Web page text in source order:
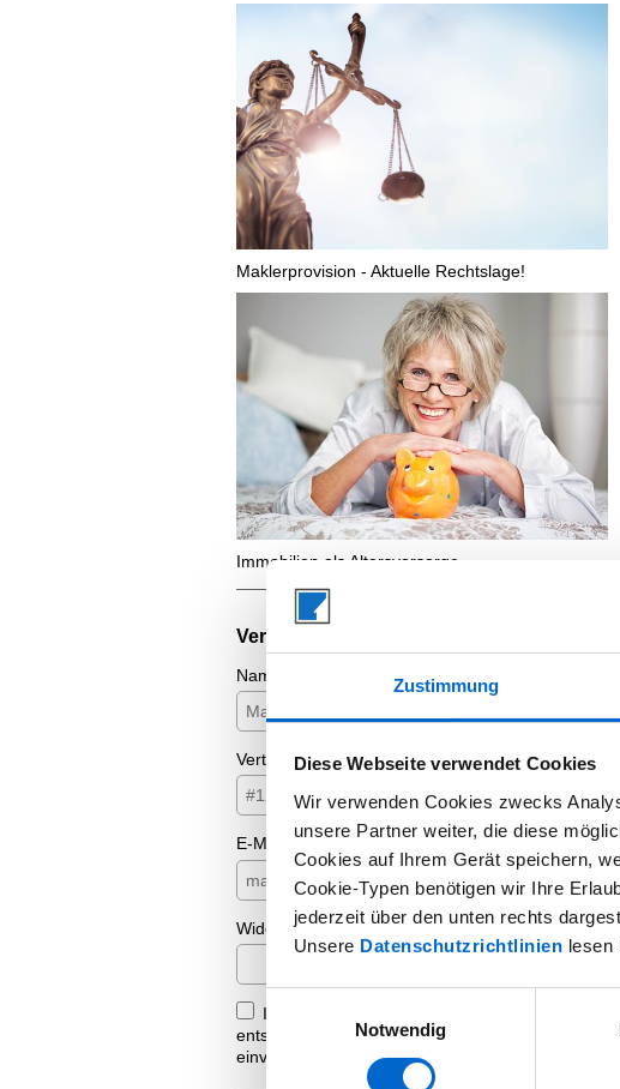
Zustimmung
Diese Webseite verwendet Cookies
Wir verwenden Cookies zwecks
unsere Partner weiter, die diese
Cookies auf Ihrem Gerät speichern,
Cookie-Typen benötigen wir Ihre
jederzeit über den unten rechts
Unsere Datenschutzrichtlinien lesen
Notwendig
Maklerprovision - Aktuelle Rechtslage!
Immobilien als Altersvorsorge...
Vertrag widerrufen
Name
Vertragsidentifikation (z.B. Objekt-Nr.)
E-Mail-Adresse
Widerrufsgrund (optional)
Ich bin mit der Verarbeitung meiner Eingaben
entsprechend derDatenschutzerklärung
einverstanden.